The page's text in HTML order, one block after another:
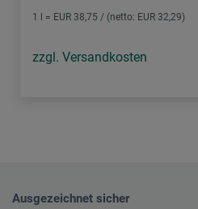
1 l = EUR 38,75 / (netto: EUR 32,29)
zzgl. Versandkosten
Ausgezeichnet sicher